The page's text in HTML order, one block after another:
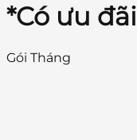
*Có ưu đãi
Gói Tháng